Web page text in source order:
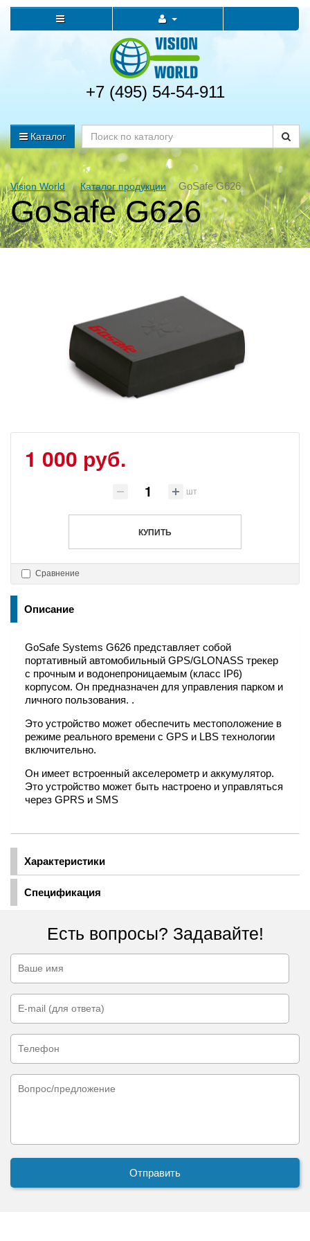
+7 (495) 54-54-911
Каталог
Vision World Каталог продукции GoSafe G626
GoSafe G626
1 000 руб.
шт
КУПИТЬ
Сравнение
Описание
Характеристики
Спецификация
GoSafe Systems G626 представляет собой
портативный автомобильный GPS/GLONASS трекер
с прочным и водонепроницаемым (класс IP6)
корпусом. Он предназначен для управления парком и
личного пользования. .
Это устройство может обеспечить местоположение в
режиме реального времени с GPS и LBS технологии
включительно.
Он имеет встроенный акселерометр и аккумулятор.
Это устройство может быть настроено и управляться
через GPRS и SMS
Есть вопросы? Задавайте!